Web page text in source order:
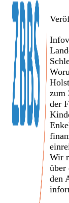
zum
der
Wir
über
den